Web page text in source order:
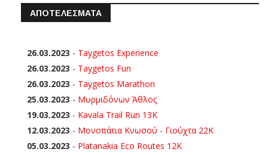
ΑΠΟΤΕΛΕΣΜΑΤΑ
26.03.2023 - Taygetos Experience
26.03.2023 - Taygetos Fun
26.03.2023 - Taygetos Marathon
25.03.2023 - Μυρμιδόνων Άθλος
19.03.2023 - Kavala Trail Run 13K
12.03.2023 - Μονοπάτια Κνωσού - Γιούχτα 22Κ
05.03.2023 - Platanakia Eco Routes 12K